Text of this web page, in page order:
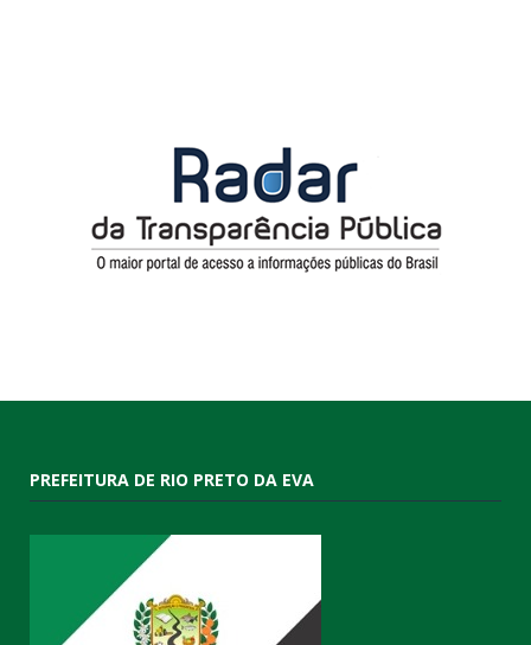
PREFEITURA DE RIO PRETO DA EVA